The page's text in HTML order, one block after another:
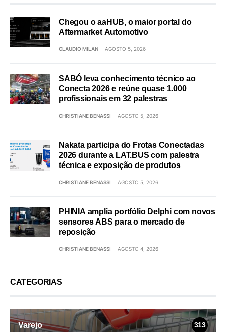
Chegou o aaHUB, o maior portal do
Aftermarket Automotivo
CLAUDIO MILAN AGOSTO 5, 2026
SABÓ leva conhecimento técnico ao
Conecta 2026 e reúne quase 1.000
profissionais em 32 palestras
CHRISTIANE BENASSI AGOSTO 5, 2026
Nakata participa do Frotas Conectadas
2026 durante a LAT.BUS com palestra
técnica e exposição de produtos
CHRISTIANE BENASSI AGOSTO 5, 2026
PHINIA amplia portfólio Delphi com novos
sensores ABS para o mercado de
reposição
CHRISTIANE BENASSI AGOSTO 4, 2026
CATEGORIAS
Varejo 313